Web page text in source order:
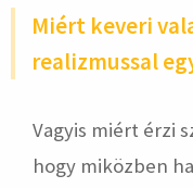
Miért keveri
realizmussal
Vagyis miért érzi
hogy miközben